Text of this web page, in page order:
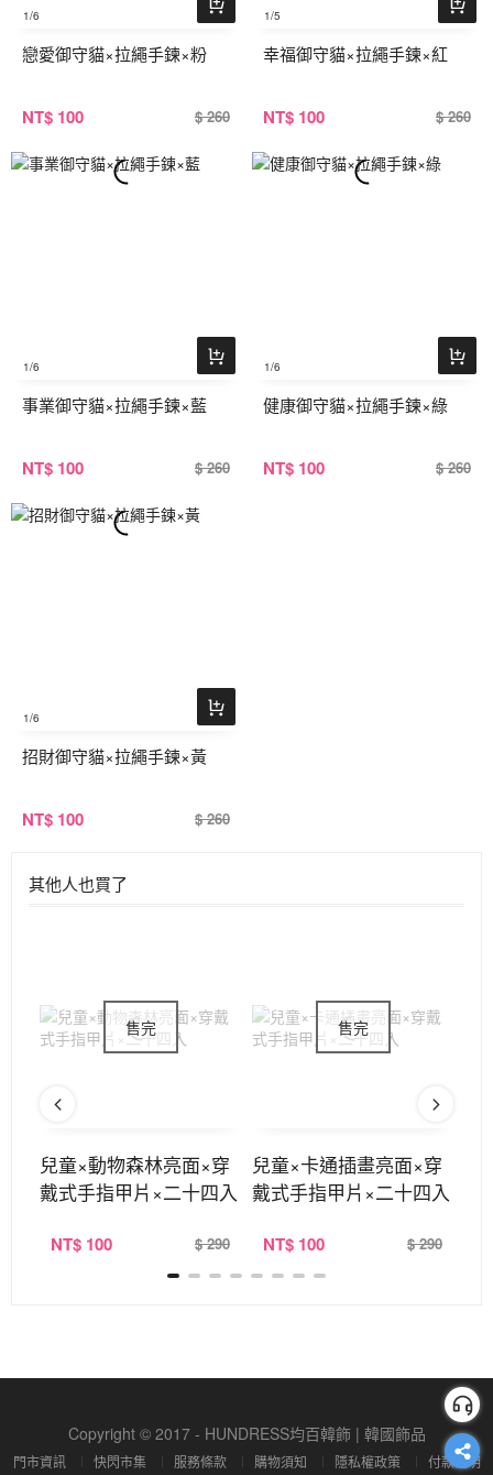
1/6
戀愛御守貓×拉繩手鍊×粉
NT$ 100 $ 260
1/5
幸福御守貓×拉繩手鍊×紅
NT$ 100 $ 260
1/6
事業御守貓×拉繩手鍊×藍
NT$ 100 $ 260
1/6
健康御守貓×拉繩手鍊×綠
NT$ 100 $ 260
1/6
招財御守貓×拉繩手鍊×黃
NT$ 100 $ 260
其他人也買了
兒童×動物森林亮面×穿
戴式手指甲片×二十四入
NT$ 100 $ 290
兒童×卡通插畫亮面×穿
戴式手指甲片×二十四入
NT$ 100 $ 290
Copyright © 2017 - HUNDRESS均百韓飾 | 韓國飾品
門市資訊 快閃市集 服務條款 購物須知 隱私權政策 付款說明